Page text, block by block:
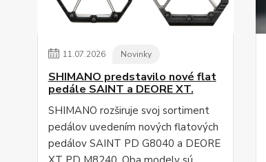
11.07.2026 Novinky
SHIMANO predstavilo nové flat
pedále SAINT a DEORE XT.
SHIMANO rozširuje svoj sortiment
pedálov uvedením nových flatových
pedálov SAINT PD G8040 a DEORE